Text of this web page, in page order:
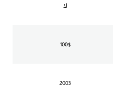
لا
100$
2003